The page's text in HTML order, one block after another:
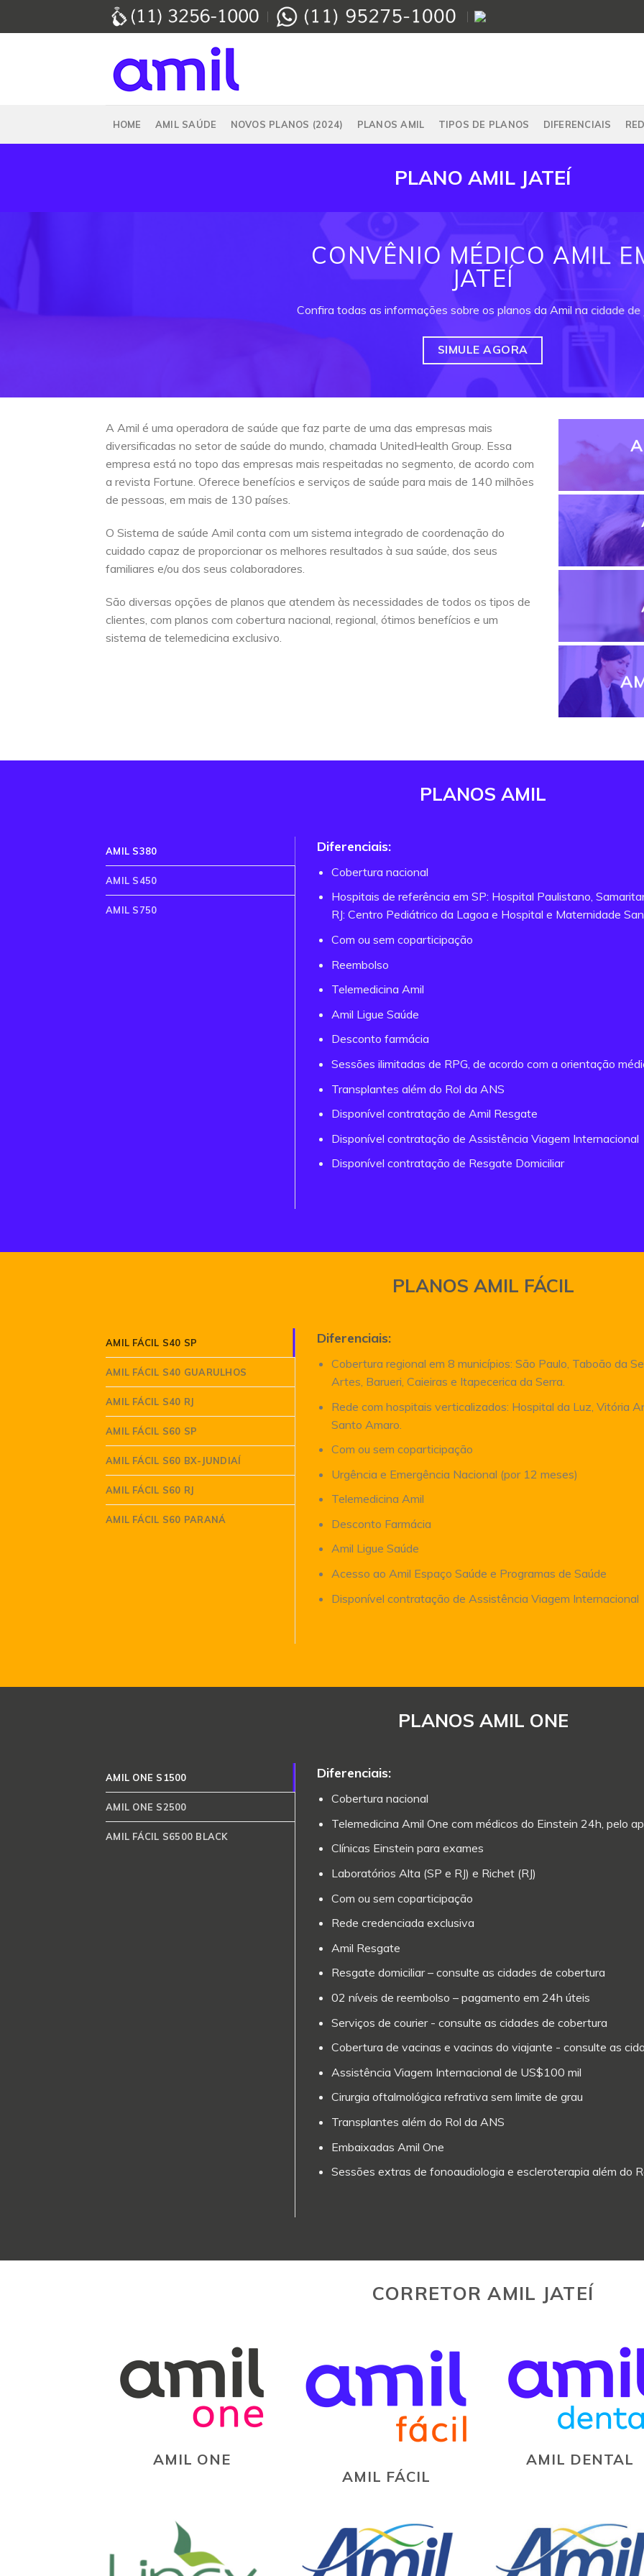
HOME AMIL SAÚDE NOVOS PLANOS (2024) PLANOS AMIL TIPOS DE PLANOS DIFERENCIAIS
PLANO AMIL JATEÍ
CONVÊNIO MÉDICO AMIL
JATEÍ
Confira todas as informações sobre os planos da Amil na cidade de
SIMULE AGORA
A Amil é uma operadora de saúde que faz parte de uma das empresas mais
diversificadas no setor de saúde do mundo, chamada UnitedHealth Group. Essa
empresa está no topo das empresas mais respeitadas no segmento, de acordo com
a revista Fortune. Oferece benefícios e serviços de saúde para mais de 140 milhões
de pessoas, em mais de 130 países.
O Sistema de saúde Amil conta com um sistema integrado de coordenação do
cuidado capaz de proporcionar os melhores resultados à sua saúde, dos seus
familiares e/ou dos seus colaboradores.
São diversas opções de planos que atendem às necessidades de todos os tipos de
clientes, com planos com cobertura nacional, regional, ótimos benefícios e um
sistema de telemedicina exclusivo.
PLANOS AMIL
AMIL S380
AMIL S450
AMIL S750
Diferenciais:
Cobertura nacional
Hospitais de referência em SP: Hospital Paulistano,
RJ: Centro Pediátrico da Lagoa e Hospital e Maternidade
Com ou sem coparticipação
Reembolso
Telemedicina Amil
Amil Ligue Saúde
Desconto farmácia
Sessões ilimitadas de RPG, de acordo com a orientação
Transplantes além do Rol da ANS
Disponível contratação de Amil Resgate
Disponível contratação de Assistência Viagem Internacional
Disponível contratação de Resgate Domiciliar
PLANOS AMIL FÁCIL
AMIL FÁCIL S40 SP
AMIL FÁCIL S40 GUARULHOS
AMIL FÁCIL S40 RJ
AMIL FÁCIL S60 SP
AMIL FÁCIL S60 BX-JUNDIAÍ
AMIL FÁCIL S60 RJ
AMIL FÁCIL S60 PARANÁ
Diferenciais:
Cobertura regional em 8 municípios: São Paulo, Taboão da
Artes, Barueri, Caieiras e Itapecerica da Serra.
Rede com hospitais verticalizados: Hospital da Luz, Vitória
Santo Amaro.
Com ou sem coparticipação
Urgência e Emergência Nacional (por 12 meses)
Telemedicina Amil
Desconto Farmácia
Amil Ligue Saúde
Acesso ao Amil Espaço Saúde e Programas de Saúde
Disponível contratação de Assistência Viagem Internacional
PLANOS AMIL ONE
AMIL ONE S1500
AMIL ONE S2500
AMIL FÁCIL S6500 BLACK
Diferenciais:
Cobertura nacional
Telemedicina Amil One com médicos do Einstein 24h, pelo
Clínicas Einstein para exames
Laboratórios Alta (SP e RJ) e Richet (RJ)
Com ou sem coparticipação
Rede credenciada exclusiva
Amil Resgate
Resgate domiciliar – consulte as cidades de cobertura
02 níveis de reembolso – pagamento em 24h úteis
Serviços de courier - consulte as cidades de cobertura
Cobertura de vacinas e vacinas do viajante - consulte as
Assistência Viagem Internacional de US$100 mil
Cirurgia oftalmológica refrativa sem limite de grau
Transplantes além do Rol da ANS
Embaixadas Amil One
Sessões extras de fonoaudiologia e escleroterapia além do
CORRETOR AMIL JATEÍ
AMIL ONE
AMIL FÁCIL
AMIL DENTAL